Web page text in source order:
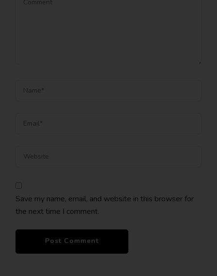
Save my name, email, and website in this browser for
the next time I comment.